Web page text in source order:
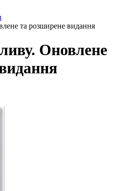
та розширене видання
Оновлене